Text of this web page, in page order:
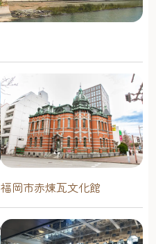
福岡市赤煉瓦文化館